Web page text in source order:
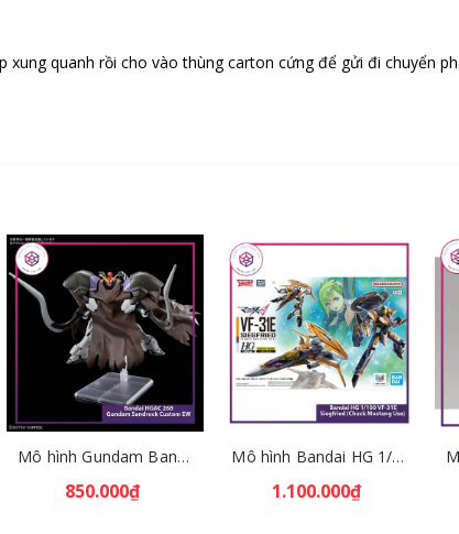
quanh rồi cho vào thùng carton cứng để gửi đi chuyển
Mô hình Gundam Bandai HGAC 268 Gundam Sandrock Custom EW [GDB] [BHG]
850.000₫
Mô hình Bandai HG 1/100 VF-31E Siegfried (Chuck Mustang Use) [GDB] [BHG]
1.100.000₫